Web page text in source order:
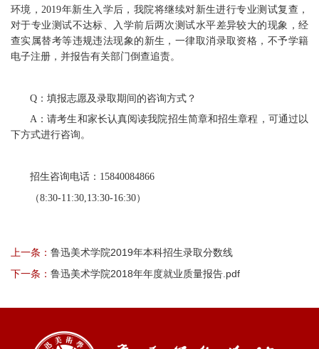
环境，2019年新生入学后，我院将继续对新生进行专业测试复查，
对于专业测试不达标、入学前后两次测试水平差异较大的现象，经
查实属替考等违规违法现象的新生，一律取消录取资格，不予学籍
电子注册，并报告有关部门倒查追责。
Q：填报志愿及录取期间的咨询方式？
A：请考生和家长认真阅读我院招生简章和招生章程，可通过以
下方式进行咨询。
招生咨询电话：15840084866
（8:30-11:30,13:30-16:30）
上一条： 鲁迅美术学院2019年本科招生录取分数线
下一条： 鲁迅美术学院2018年年度就业质量报告.pdf